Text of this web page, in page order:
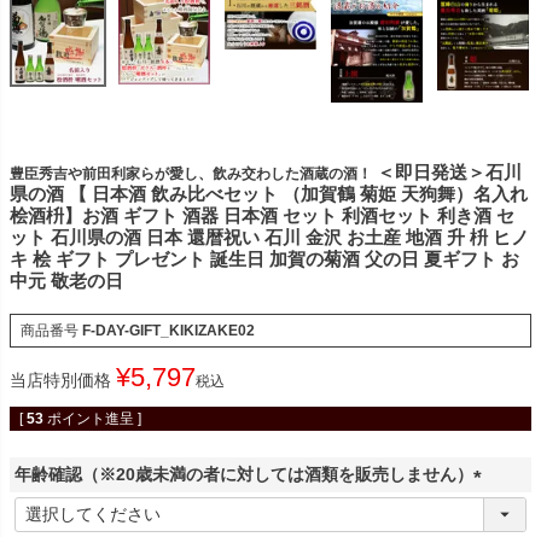
豊臣秀吉や前田利家らが愛し、飲み交わした酒蔵の酒！
＜即日発送＞石川
県の酒 【 日本酒 飲み比べセット （加賀鶴 菊姫 天狗舞）名入れ
桧酒枡】お酒 ギフト 酒器 日本酒 セット 利酒セット 利き酒 セ
ット 石川県の酒 日本 還暦祝い 石川 金沢 お土産 地酒 升 枡 ヒノ
キ 桧 ギフト プレゼント 誕生日 加賀の菊酒 父の日 夏ギフト お
中元 敬老の日
商品番号 F-DAY-GIFT_KIKIZAKE02
当店特別価格 ¥5,797税込
[ 53 ポイント進呈 ]
年齢確認（※20歳未満の者に対しては酒類を販売しません）
必